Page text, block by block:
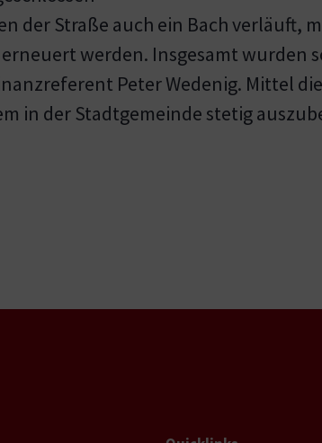
der Straße auch ein Bach verläuft,
werden. Insgesamt wurden
Peter Wedenig. Mittel
in der Stadtgemeinde stetig